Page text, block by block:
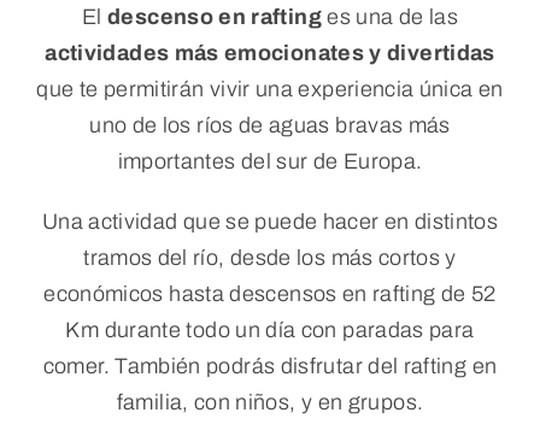
Blog
Contacto
WooCommerce Cart
WooCommerce My Account
Eldescenso en raftinges una de las
actividades más emocionates y divertidas
que te permitirán vivir una experiencia única en
uno de los ríos de aguas bravas más
importantes del sur de Europa.
Una actividad que se puede hacer en distintos
tramos del río, desde los más cortos y
económicos hasta descensos en rafting de 52
Km durante todo un día con paradas para
comer. También podrás disfrutar del rafting en
familia, con niños, y en grupos.